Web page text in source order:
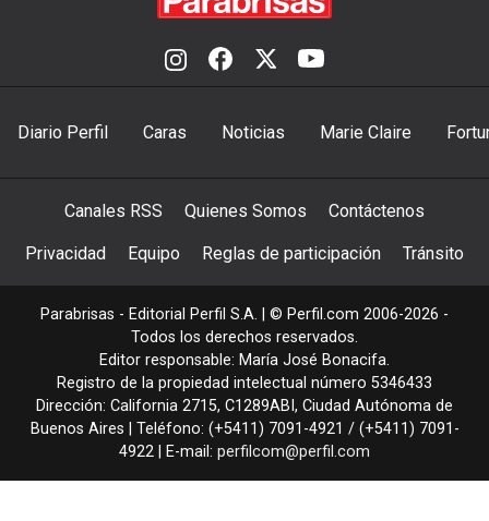
Diario Perfil Caras Noticias Marie Claire
Canales RSS Quienes Somos Contáctenos
Privacidad Equipo Reglas de participación Tránsito
Parabrisas - Editorial Perfil S.A. | © Perfil.com 2006-2026 -
Todos los derechos reservados.
Editor responsable: María José Bonacifa.
Registro de la propiedad intelectual número 5346433
Dirección: California 2715, C1289ABI , Ciudad Autónoma de
Buenos Aires | Teléfono: (+5411) 7091-4921 / (+5411) 7091-
4922 | E-mail: perfilcom@perfil.com